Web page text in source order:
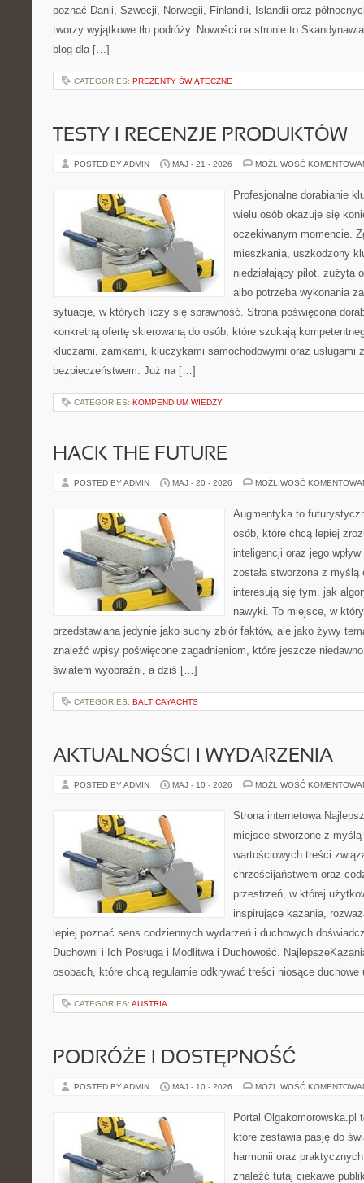
poznać Danii, Szwecji, Norwegii, Finlandii, Islandii oraz
tworzy wyjątkowe tło podróży. Nowości na stronie to
blog dla […]
CATEGORIES: PREZENTY ŚWIĄTECZNE
TESTY I RECENZJE PRODUKTÓW
POSTED BY ADMIN MAJ - 21 - 2026 MOŻLIWOŚĆ
Profesjonalne dorabianie
wielu osób okazuje się
oczekiwanym momencie.
mieszkania, uszkodzony
niedziałający pilot, zużyta
albo potrzeba wykonania
sytuacje, w których liczy się sprawność. Strona poświęcona
konkretną ofertę skierowaną do osób, które szukają
kluczami, zamkami, kluczykami samochodowymi oraz usługami
bezpieczeństwem. Już na […]
CATEGORIES: KOMPENDIUM WIEDZY
HACK THE FUTURE
POSTED BY ADMIN MAJ - 20 - 2026 MOŻLIWOŚĆ
Augmentyka to
osób, które chcą lepiej
inteligencji oraz jego
została stworzona z
interesują się tym, jak
nawyki. To miejsce, w
przedstawiana jedynie jako suchy zbiór faktów, ale jako żywy
znaleźć wpisy poświęcone zagadnieniom, które jeszcze niedawno
światem wyobraźni, a dziś […]
CATEGORIES: BALTICAYACHTS
AKTUALNOŚCI I WYDARZENIA
POSTED BY ADMIN MAJ - 10 - 2026 MOŻLIWOŚĆ
Strona internetowa
miejsce stworzone z
wartościowych treści
chrześcijaństwem oraz
przestrzeń, w której
inspirujące kazania,
lepiej poznać sens codziennych wydarzeń i duchowych
Duchowni i Ich Posługa i Modlitwa i Duchowość.
osobach, które chcą regularnie odkrywać treści niosące
CATEGORIES: AUSTRIA
PODRÓŻE I DOSTĘPNOŚĆ
POSTED BY ADMIN MAJ - 10 - 2026 MOŻLIWOŚĆ
Portal Olgakomorowska.pl
które zestawia pasję do
harmonii oraz
znaleźć tutaj ciekawe